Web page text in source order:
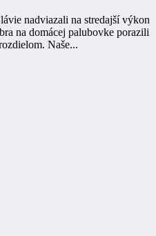
nadviazali na stredajší výkon
na domácej palubovke porazili
Naše...